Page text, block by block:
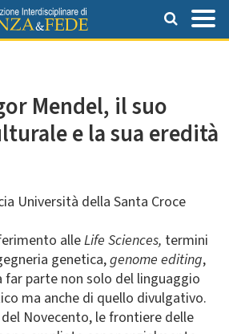
Mendel, il suo
e la sua eredità
Università della Santa Croce
alleLife Sciences, termini
genetica,genome editing,
parte non solo del linguaggio
ma anche di quello divulgativo.
Novecento, le frontiere delle